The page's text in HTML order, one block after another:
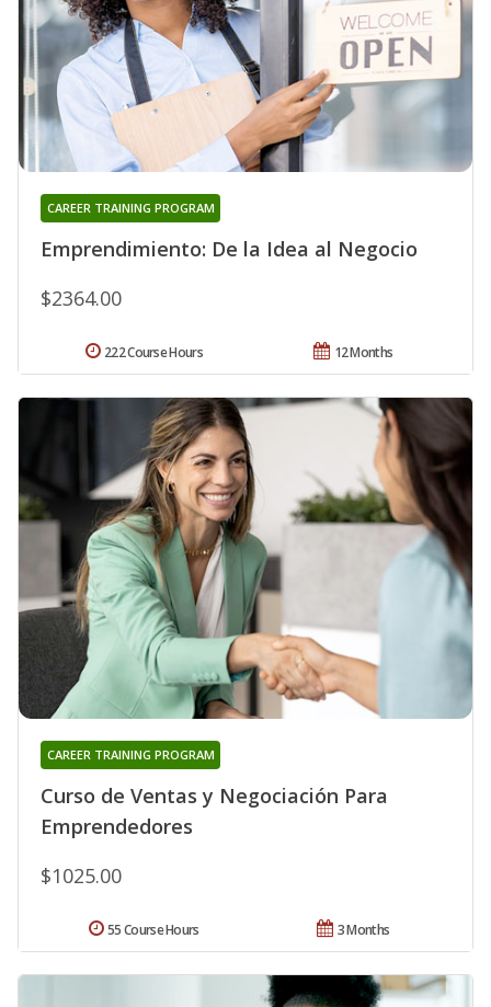
Emprendimiento: De la Idea al Negocio
CAREER TRAINING PROGRAM
$2364.00
12 Months
222 Course Hours
Curso de Ventas y Negociación Para
Emprendedores
CAREER TRAINING PROGRAM
$1025.00
3 Months
55 Course Hours